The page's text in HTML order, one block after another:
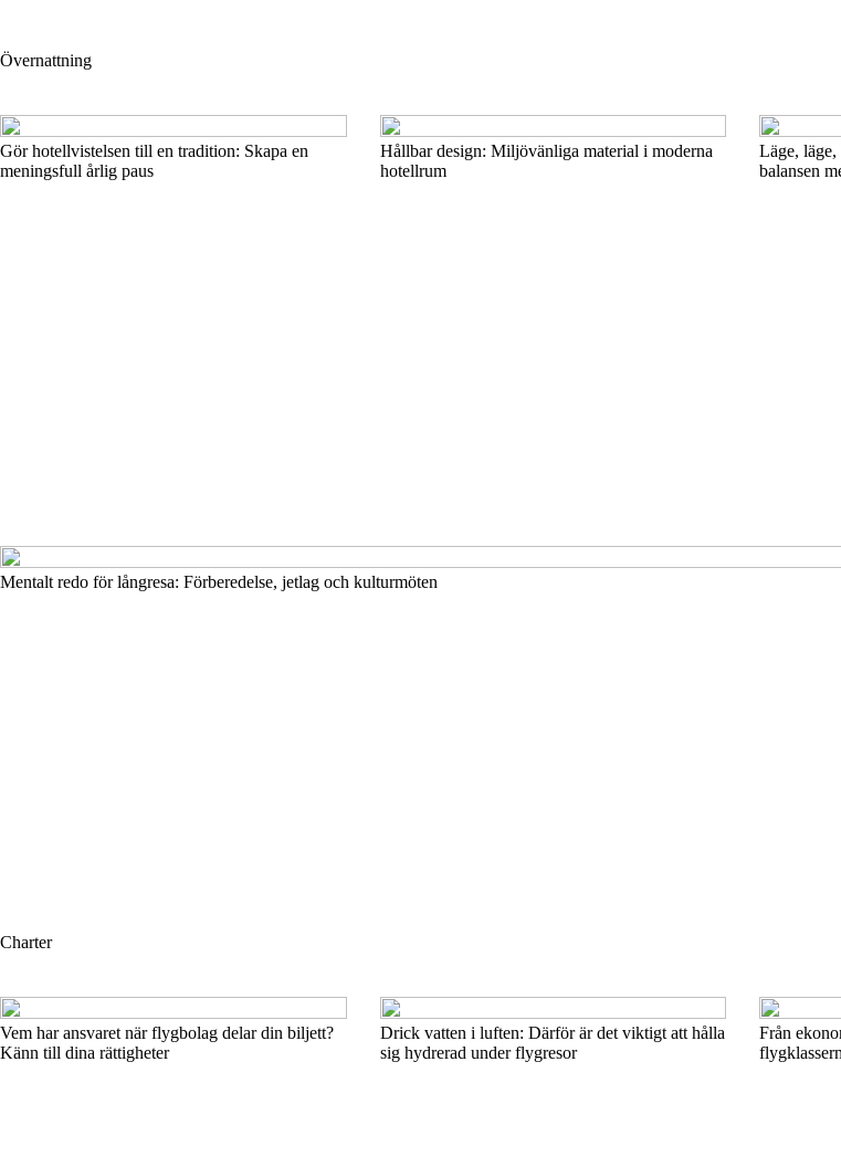
Övernattning
Gör hotellvistelsen till en tradition: Skapa en
meningsfull årlig paus
Hållbar design: Miljövänliga material i moderna
hotellrum
Läge,
balansen
Mentalt redo för långresa: Förberedelse, jetlag och kulturmöten
Charter
Vem har ansvaret när flygbolag delar din biljett?
Känn till dina rättigheter
Drick vatten i luften: Därför är det viktigt att hålla
sig hydrerad under flygresor
Från